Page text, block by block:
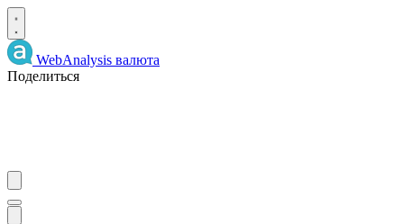
WebAnalysis валюта
Поделиться